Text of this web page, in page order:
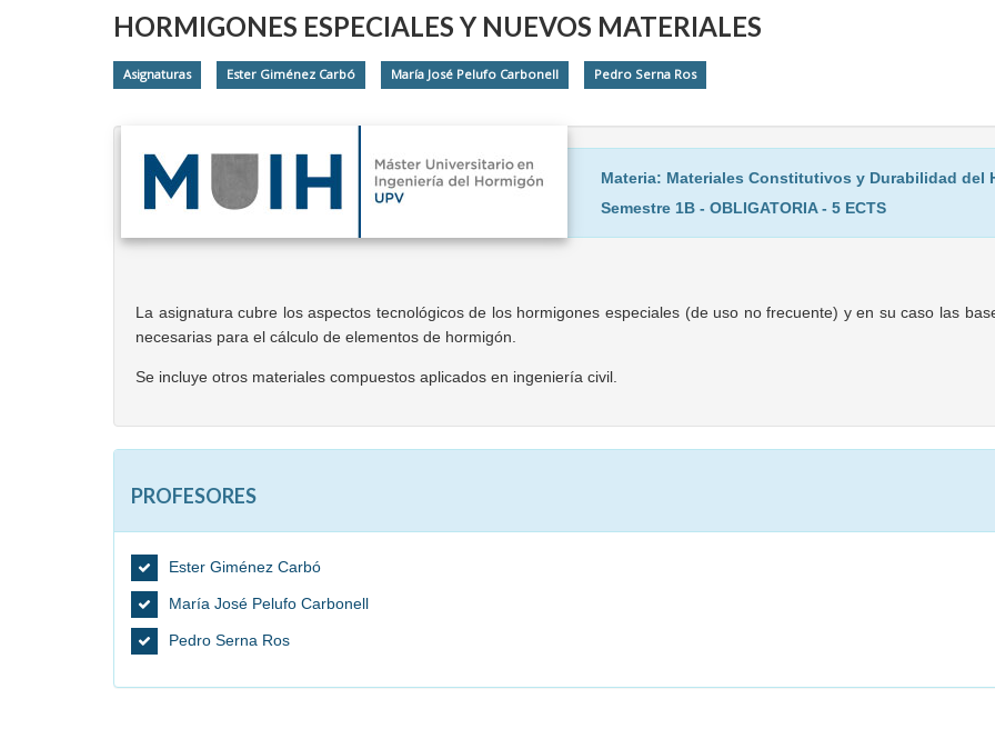
HORMIGONES ESPECIALES Y NUEVOS MATERIALES
Asignaturas Ester Giménez Carbó María José Pelufo Carbonell Pedro Serna Ros
Materia: Materiales Constitutivos y Durabilidad del
Semestre 1B - OBLIGATORIA - 5 ECTS
La asignatura cubre los aspectos tecnológicos de los hormigones especiales (de uso no frecuente) y en su caso las
necesarias para el cálculo de elementos de hormigón.
Se incluye otros materiales compuestos aplicados en ingeniería civil.
PROFESORES
Ester Giménez Carbó
María José Pelufo Carbonell
Pedro Serna Ros